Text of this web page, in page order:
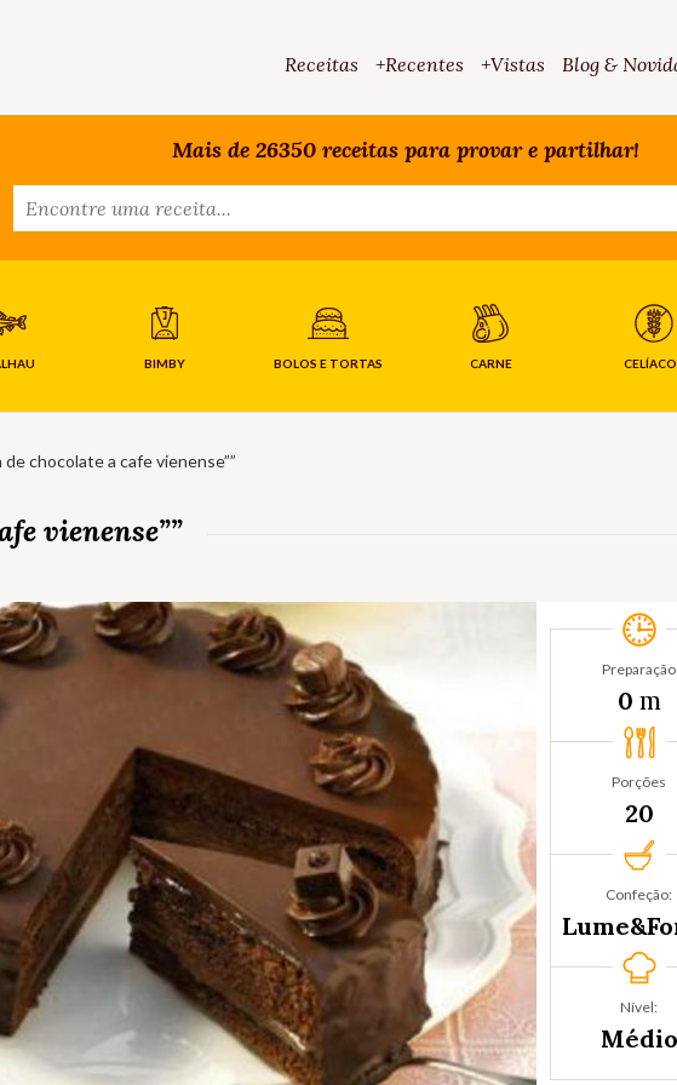
Receitas +Recentes +Vistas Blog &
Mais de 26350 receitas para provar e partilhar!
BIMBY BOLOS E TORTAS CARNE
de chocolate a cafe vienense””
vienense””
Preparação
0 m
Porções
20
Confeção:
Nível:
Médio